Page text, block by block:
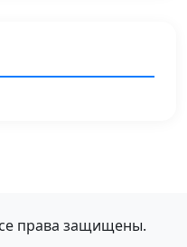
права защищены.